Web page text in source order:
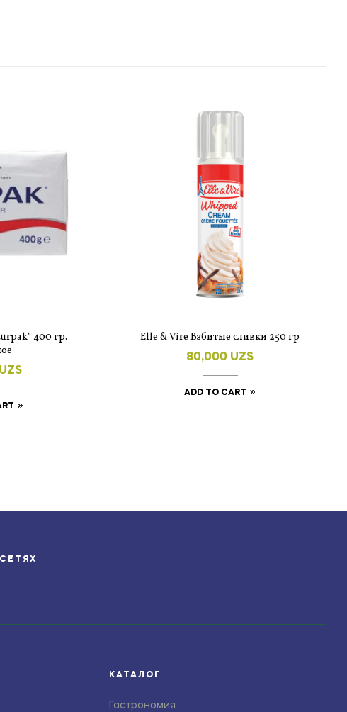
400 гр.
UZS
Elle & Vire Взбитые сливки 250 гр
80,000 UZS
ADD TO CART
КАТАЛОГ
Гастрономия